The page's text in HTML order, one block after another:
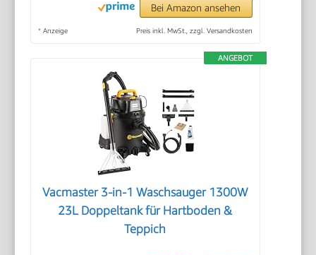
Bei Amazon ansehen
* Anzeige Preis inkl. MwSt., zzgl. Versandkosten
ANGEBOT
Vacmaster 3-in-1 Waschsauger 1300W
23L Doppeltank für Hartboden &
Teppich